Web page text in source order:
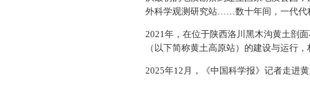
外科学观测研究站……数十年间，一代代
2021年，在位于陕西洛川黑木沟黄土剖
（以下简称黄土高原站）的建设与运行
2025年12月，《中国科学报》记者走进